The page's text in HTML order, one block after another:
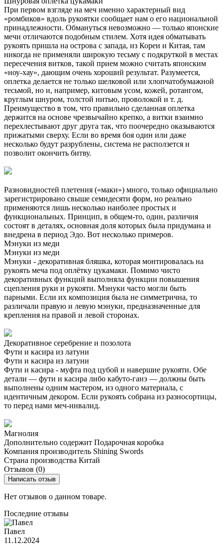
При первом взгляде на меч именно характерный вид
«ромбиков» вдоль рукоятки сообщает нам о его национальной
принадлежности. Обмануться невозможно — только японские
мечи отличаются подобным стилем. Хотя идея обматывать
рукоять пришла на острова с запада, из Кореи и Китая, там
никогда не применяли широкую тесьму с подкруткой в местах
пересечения витков, такой прием можно считать японским
«ноу-хау», дающим очень хороший результат. Разумеется,
оплетка делается не только шелковой или хлопчатобумажной
тесьмой, но и, например, китовым усом, кожей, ротангом,
круглым шнуром, толстой нитью, проволокой и т. д.
Преимущество в том, что правильно сделанная оплетка
держится на основе чрезвычайно крепко, а витки взаимно
перехлестывают друг друга так, что поочередно оказываются
прижатыми сверху. Если во время боя один или даже
несколько будут разрублены, система не расползется и
позволит окончить битву.
Разновидностей плетения («маки») много, только официально
зарегистрировано свыше семидесяти форм, но реально
применяются лишь несколько наиболее простых и
функциональных. Принцип, в общем-то, один, различия
состоят в деталях, основная доля которых была придумана и
внедрена в период Эдо. Вот несколько примеров.
Мэнуки из меди
Мэнуки из меди
Мэнуки - декоративная бляшка, которая монтировалась на
рукоять меча под оплётку цукамаки. Помимо чисто
декоративных функций выполняла функции повышения
сцепления руки и рукояти. Мэнуки часто могли быть
парными. Если их композиция была не симметрична, то
различали правую и левую мэнуки, предназначенные для
крепления на правой и левой сторонах.
Декоративное серебрение и позолота
Фути и касира из латуни
Фути и касира из латуни
Фути и касира - муфта под цубой и навершие рукояти. Обе
детали — фути и касира либо кабуто-ганэ — должны быть
выполнены одним мастером, из одного материала, с
идентичным декором. Если рукоять собрана из разносортицы,
то перед нами меч-инвалид.
Магнолия
Дополнительно содержит Подарочная коробка
Компания производитель Shining Swords
Страна производства Китай
Отзывов (0)
Написать отзыв
Нет отзывов о данном товаре.
Последние отзывы
Павел
11.12.2024